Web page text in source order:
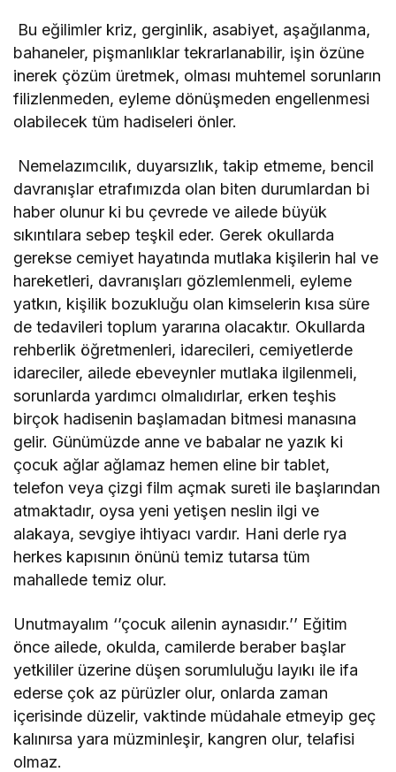
Bu eğilimler kriz, gerginlik, asabiyet, aşağılanma,
bahaneler, pişmanlıklar tekrarlanabilir, işin özüne
inerek çözüm üretmek, olması muhtemel sorunların
filizlenmeden, eyleme dönüşmeden engellenmesi
olabilecek tüm hadiseleri önler.
Nemelazımcılık, duyarsızlık, takip etmeme, bencil
davranışlar etrafımızda olan biten durumlardan bi
haber olunur ki bu çevrede ve ailede büyük
sıkıntılara sebep teşkil eder. Gerek okullarda
gerekse cemiyet hayatında mutlaka kişilerin hal ve
hareketleri, davranışları gözlemlenmeli, eyleme
yatkın, kişilik bozukluğu olan kimselerin kısa süre
de tedavileri toplum yararına olacaktır. Okullarda
rehberlik öğretmenleri, idarecileri, cemiyetlerde
idareciler, ailede ebeveynler mutlaka ilgilenmeli,
sorunlarda yardımcı olmalıdırlar, erken teşhis
birçok hadisenin başlamadan bitmesi manasına
gelir. Günümüzde anne ve babalar ne yazık ki
çocuk ağlar ağlamaz hemen eline bir tablet,
telefon veya çizgi film açmak sureti ile başlarından
atmaktadır, oysa yeni yetişen neslin ilgi ve
alakaya, sevgiye ihtiyacı vardır. Hani derle rya
herkes kapısının önünü temiz tutarsa tüm
mahallede temiz olur.
Unutmayalım ‘’çocuk ailenin aynasıdır.’’ Eğitim
önce ailede, okulda, camilerde beraber başlar
yetkililer üzerine düşen sorumluluğu layıkı ile ifa
ederse çok az pürüzler olur, onlarda zaman
içerisinde düzelir, vaktinde müdahale etmeyip geç
kalınırsa yara müzminleşir, kangren olur, telafisi
olmaz.